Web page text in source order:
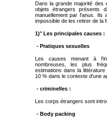
Dans la grande majorité
objets étrangers présents
manuellement par l'anus. Ils
impossible de les retirer de la
1)° Les principales causes :
- Pratiques sexuelles
Les causes menant à
nombreuses, les plus
estimations dans la
10 % dans le contexte d'une
- criminelles :
Les corps étrangers sont
- Body packing